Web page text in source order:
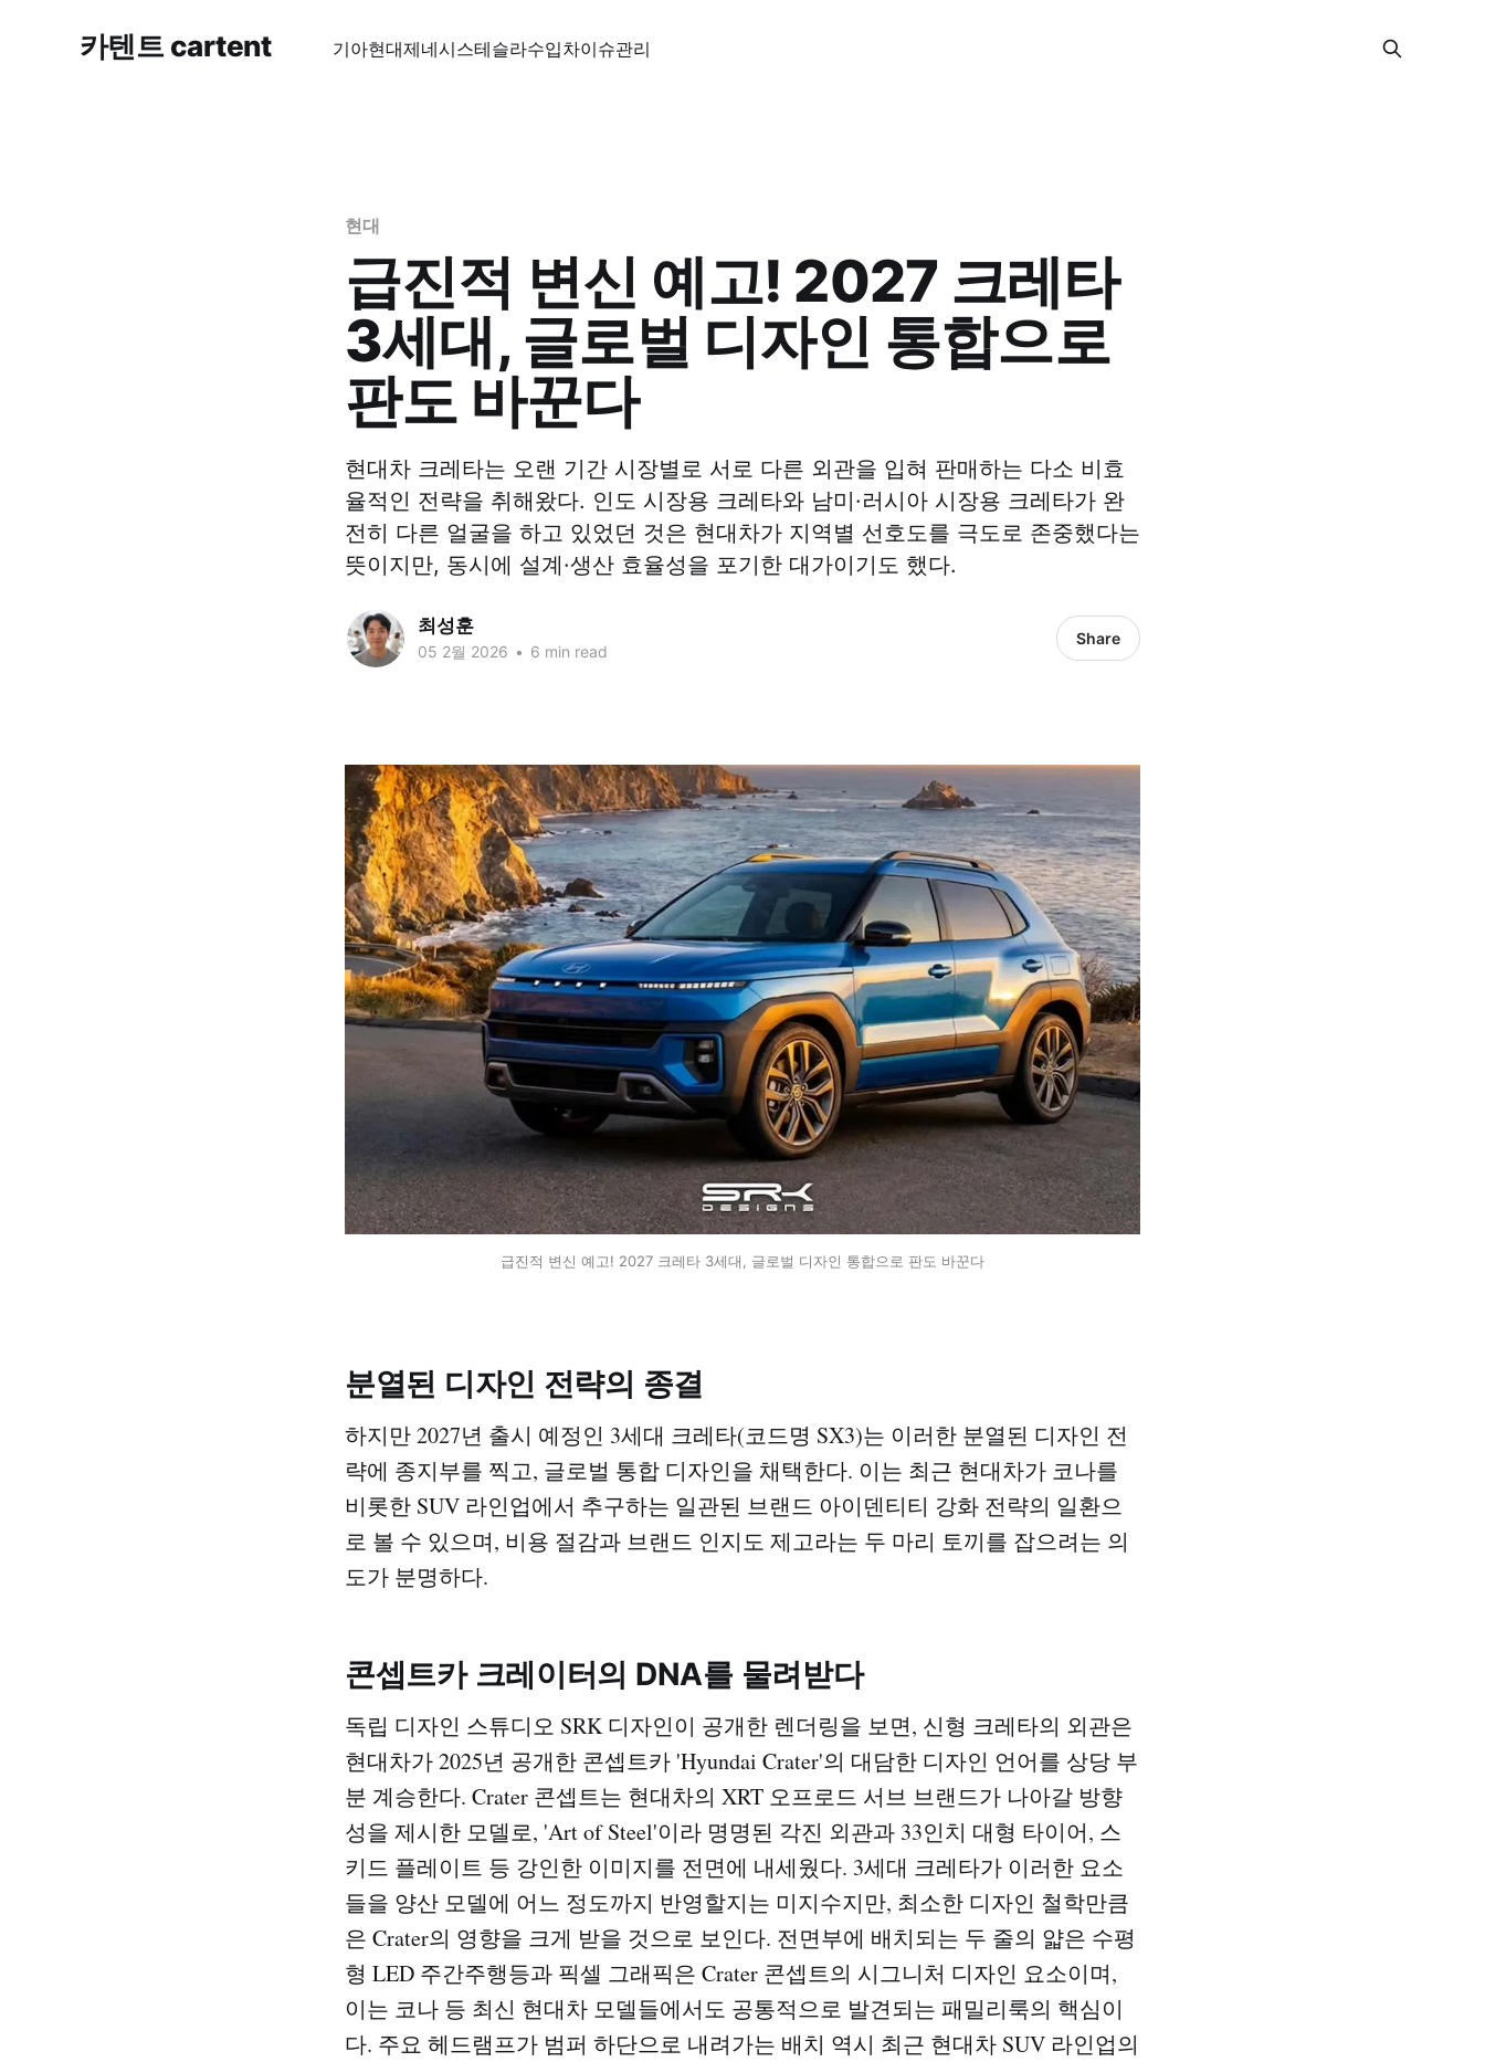
카텐트 cartent 기아현대제네시스테슬라수입차이슈관리
현대
급진적 변신 예고! 2027 크레타
3세대, 글로벌 디자인 통합으로
판도 바꾼다
현대차 크레타는 오랜 기간 시장별로 서로 다른 외관을 입혀 판매하는 다소 비효
율적인 전략을 취해왔다. 인도 시장용 크레타와 남미·러시아 시장용 크레타가 완
전히 다른 얼굴을 하고 있었던 것은 현대차가 지역별 선호도를 극도로 존중했다는
뜻이지만, 동시에 설계·생산 효율성을 포기한 대가이기도 했다.
최성훈
05 2월 2026 • 6 min read
Share
급진적 변신 예고! 2027 크레타 3세대, 글로벌 디자인 통합으로 판도 바꾼다
분열된 디자인 전략의 종결
하지만 2027년 출시 예정인 3세대 크레타(코드명 SX3)는 이러한 분열된 디자인 전
략에 종지부를 찍고, 글로벌 통합 디자인을 채택한다. 이는 최근 현대차가 코나를
비롯한 SUV 라인업에서 추구하는 일관된 브랜드 아이덴티티 강화 전략의 일환으
로 볼 수 있으며, 비용 절감과 브랜드 인지도 제고라는 두 마리 토끼를 잡으려는 의
도가 분명하다.
콘셉트카 크레이터의 DNA를 물려받다
독립 디자인 스튜디오 SRK 디자인이 공개한 렌더링을 보면, 신형 크레타의 외관은
현대차가 2025년 공개한 콘셉트카 'Hyundai Crater'의 대담한 디자인 언어를 상당 부
분 계승한다. Crater 콘셉트는 현대차의 XRT 오프로드 서브 브랜드가 나아갈 방향
성을 제시한 모델로, 'Art of Steel'이라 명명된 각진 외관과 33인치 대형 타이어, 스
키드 플레이트 등 강인한 이미지를 전면에 내세웠다. 3세대 크레타가 이러한 요소
들을 양산 모델에 어느 정도까지 반영할지는 미지수지만, 최소한 디자인 철학만큼
은 Crater의 영향을 크게 받을 것으로 보인다. 전면부에 배치되는 두 줄의 얇은 수평
형 LED 주간주행등과 픽셀 그래픽은 Crater 콘셉트의 시그니처 디자인 요소이며,
이는 코나 등 최신 현대차 모델들에서도 공통적으로 발견되는 패밀리룩의 핵심이
다. 주요 헤드램프가 범퍼 하단으로 내려가는 배치 역시 최근 현대차 SUV 라인업의